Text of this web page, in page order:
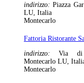
indirizzo:Piazza
LU, Italia
Montecarlo
Fattoria Ristorante
indirizzo:Via di
Montecarlo LU,
Montecarlo